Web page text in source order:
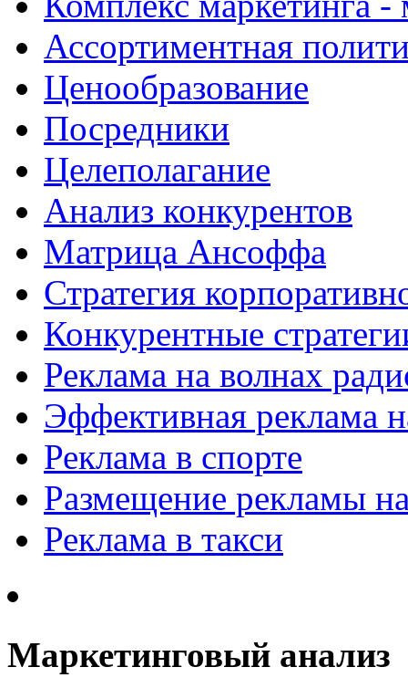
Ассортиментная
Ценообразование
Посредники
Целеполагание
Анализ конкурентов
Матрица Ансоффа
Стратегия
Конкурентные
Реклама на волнах
Эффективная реклама
Реклама в спорте
Размещение рекламы
Реклама в такси
Маркетинговый анализ